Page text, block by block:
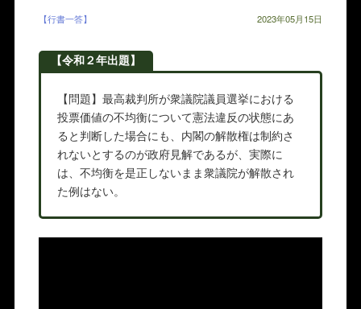
【行書一答】 2023年05月15日
【令和２年出題】
【問題】最高裁判所が衆議院議員選挙における
投票価値の不均衡について憲法違反の状態にあ
ると判断した場合にも、内閣の解散権は制約さ
れないとするのが政府見解であるが、実際に
は、不均衡を是正しないまま衆議院が解散され
た例はない。